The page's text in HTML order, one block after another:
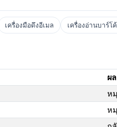
เครื่องมือดึงอีเมล เครื่องอ่านบาร์โ
ผ
ห
ห